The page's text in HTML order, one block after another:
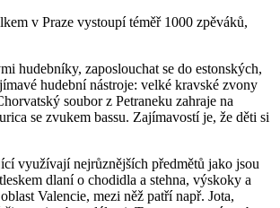
v Praze vystoupí téměř 1000 zpěváků,
hudebníky, zaposlouchat se do estonských,
hudební nástroje: velké kravské zvony
soubor z Petraneku zahraje na
se zvukem bassu. Zajímavostí je, že děti si
využívají nejrůznějších předmětů jako jsou
dlaní o chodidla a stehna, výskoky a
Valencie, mezi něž patří např. Jota,